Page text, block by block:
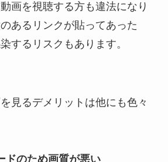
画を視聴する方も違法になり
あるリンクが貼ってあった
するリスクもあります。
見るデメリットは他にも色々
ドのため画質が悪い